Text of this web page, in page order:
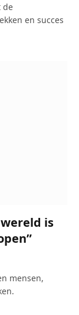
de
en succes
is
mensen,